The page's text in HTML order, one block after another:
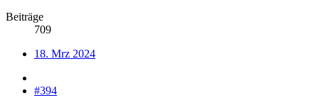
Beiträge
709
18. Mrz 2024
#394